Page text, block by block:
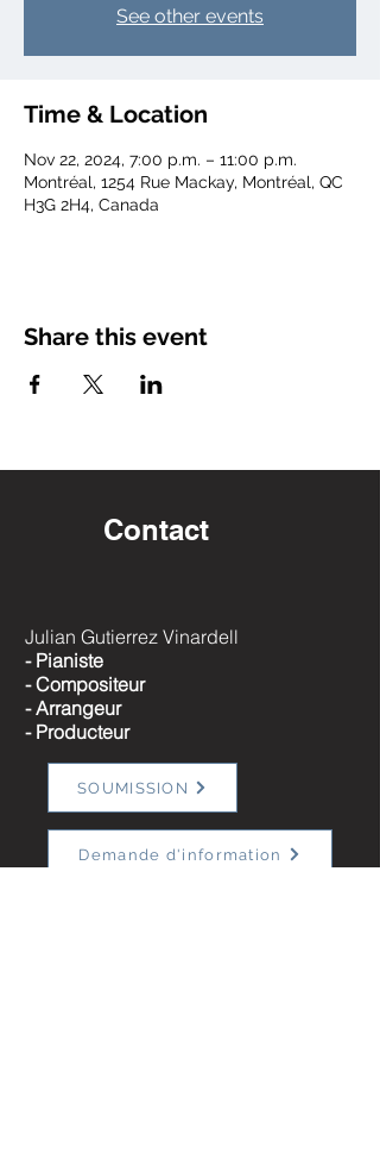
See other events
Time & Location
Nov 22, 2024, 7:00 p.m. – 11:00 p.m.
Montréal, 1254 Rue Mackay, Montréal, QC
H3G 2H4, Canada
Share this event
Contact
Julian Gutierrez Vinardell
- Pianiste
- Compositeur
- Arrangeur
- Producteur
SOUMISSION
Demande d'information